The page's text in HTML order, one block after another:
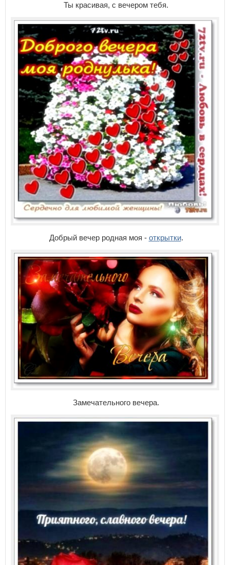
Ты красивая, с вечером тебя.
Добрый вечер родная моя - открытки.
Замечательного вечера.